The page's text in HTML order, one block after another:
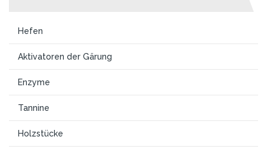
Hefen
Aktivatoren der Gärung
Enzyme
Tannine
Holzstücke